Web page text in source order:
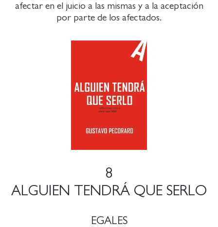
afectar en el juicio a las mismas y a la aceptación
por parte de los afectados.
8
ALGUIEN TENDRÁ QUE SERLO
EGALES